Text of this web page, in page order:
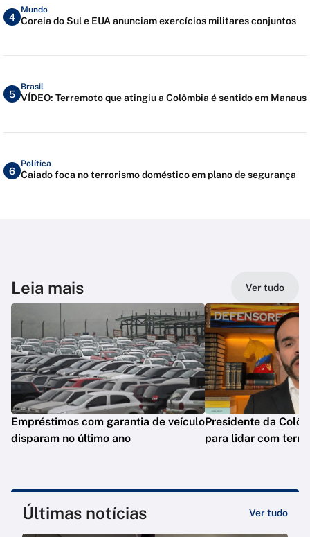
4
Mundo
Coreia do Sul e EUA anunciam exercícios militares conjuntos
5
Brasil
VÍDEO: Terremoto que atingiu a Colômbia é sentido em Manaus
6
Política
Caiado foca no terrorismo doméstico em plano de segurança
Leia mais Ver tudo
Empréstimos com garantia de veículo
disparam no último ano
Presidente da
para lidar com
Últimas notícias Ver tudo